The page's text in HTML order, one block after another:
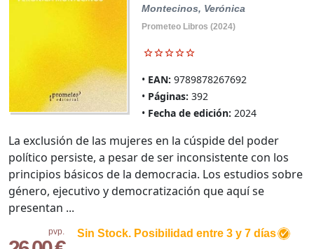
Montecinos, Verónica
Prometeo Libros (2024)
EAN: 9789878267692
Páginas: 392
Fecha de edición: 2024
pvp. Sin Stock. Posibilidad entre 3 y 7 días
La exclusión de las mujeres en la cúspide del poder
político persiste, a pesar de ser inconsistente con los
principios básicos de la democracia. Los estudios sobre
género, ejecutivo y democratización que aquí se
presentan ...